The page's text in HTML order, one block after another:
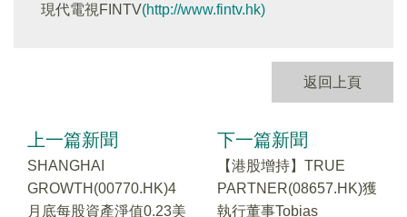
現代電視FINTV(http://www.fintv.hk)
返回上頁
上一篇新聞
SHANGHAI
GROWTH(00770.HK)4
月底每股資產淨值0.23美
下一篇新聞
【港股增持】TRUE
PARTNER(08657.HK)獲
執行董事Tobias